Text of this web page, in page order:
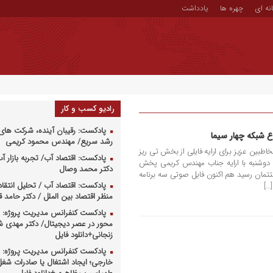
ای چهره ها یادداشت
عزیز برای ارایه فایلی از بخش تی ریز
دوشنبه با ارایه جناب مهندس کریمی پخش
رسید هم اکنون فایل صوتی سه برنامه
رادیو کسب و کار
پادکست: رقیبان آینده، شرکت
رشد سریع/ مهندس محمود کریمی
پادکست: اقتصاد آب/ تجربه بازار
دکتر محمد وصال
پادکست: اقتصاد آب / تحلیل
منظر اقتصاد بین الملل / دکتر
پادکست کنفرانس مدیریت پروژه:
محور در عصر دیجیتال/ دکتر مهدی
زنجانی+دانلود فایل
پادکست کنفرانس مدیریت پروژه:
خارجی؛ ایجاد اشتغال یا صادرات